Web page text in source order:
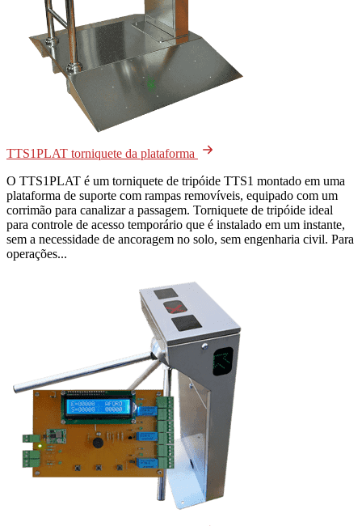
TTS1PLAT torniquete da plataforma
O TTS1PLAT é um torniquete de tripóide TTS1 montado em uma
plataforma de suporte com rampas removíveis, equipado com um
corrimão para canalizar a passagem. Torniquete de tripóide ideal
para controle de acesso temporário que é instalado em um instante,
sem a necessidade de ancoragem no solo, sem engenharia civil. Para
operações...